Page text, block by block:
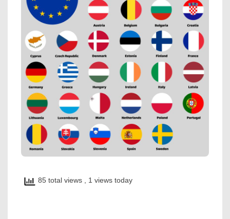
85 total views , 1 views today